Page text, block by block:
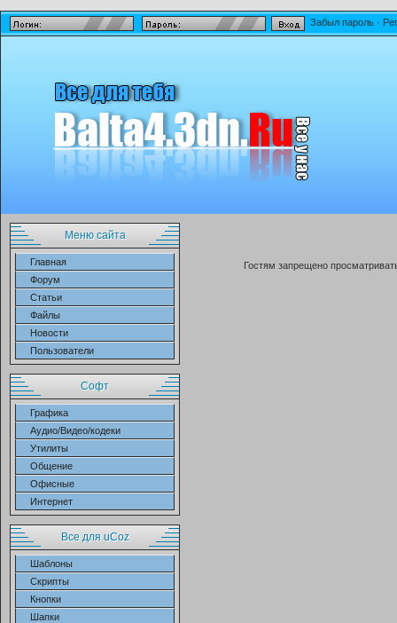
Забыл пароль ·
Меню сайта
Главная
Форум
Статьи
Файлы
Новости
Пользователи
Софт
Графика
Аудио/Видео/кодеки
Утилиты
Общение
Офисные
Интернет
Все для uCoz
Шаблоны
Скрипты
Кнопки
Шапки
Гостям запрещено